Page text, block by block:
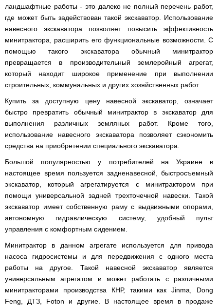
ландшафтные работы - это далеко не полный перечень работ,
где может быть задействован такой экскаватор. Использование
навесного экскаватора позволяет повысить эффективность
минитрактора, расширить его функциональные возможности. С
помощью такого экскаватора обычный минитрактор
превращается в производительный землеройный агрегат,
который находит широкое применение при выполнении
строительных, коммунальных и других хозяйственных работ.
Купить за доступную цену навесной экскаватор, означает
быстро превратить обычный минитрактор в экскаватор для
выполнения различных земляных работ. Кроме того,
использование навесного экскаватора позволяет сэкономить
средства на приобретении специального экскаватора.
Большой популярностью у потребителей на Украине в
настоящее время пользуется задненавесной, быстросъемный
экскаватор, который агрегатируется с минитрактором при
помощи универсальной задней трехточечной навески. Такой
экскаватор имеет собственную раму с выдвижными опорами,
автономную гидравлическую систему, удобный пульт
управления с комфортным сидением.
Минитрактор в данном агрегате используется для привода
насоса гидросистемы и для передвижения с одного места
работы на другое. Такой навесной экскаватор является
универсальным агрегатом и может работать с различными
минитракторами производства КНР, такими как Jinma, Dong
Feng, ДТЗ, Foton и другие. В настоящее время в продаже
Бойлеры,
ELDOM
Проточные
водонагреватели
ELDOM
Бойлеры,
водонагреватели
IV
/
IH
Бойлеры,
водонагреватели
IVC
Бойлеры,
водонагреватели
IVD
DRY
Бойлеры,
водонагреватели Novatec
Бойлеры
EWT
FLACH
Плоский
водонагреватель
дымоходные
Газовые
котлы
IMMERGAS
Газовые
котлы
парапетные
Оборудование
дополнительное
техники
AL-
Газонокосилки
HYUNDAI
Vitals
Генераторы
Forte
Генераторы
GERRARD
Генераторы
(Верк)
Weima
Генераторы
Sadko
(Садко)
Генераторы
AL-
Генераторы
KONNER
генераторы
KONNER
SOHNEN
электростартера
с
электростартером
Двигатели
KЕНТАВР
IRON
Двигатели
VITALS
Двигатели
WEIMA
Двигатели
BULAT
Двигатели
ZUBR
Двигатели
TATA
GRUNWELT
Двигатели
ДТЗ
с
центробежным
Дровоколы
Скиф
мотоблоков
168F-
Запчасти
для
мотоблоков
175N
-
180N
для
мотоблоков
Запчасти
для
190N
Запчасти
для
мотоблоков
195N
Коробки
КПП,
на
мотоблоки
диски,
камеры
мотоблоки
Пуско-
зарядные
устройства
Электрические
измельчители
Бензиновые
измельчители
веток
Измельчители
веток,
веткоизмельчители
Iron
Измельчители
веткоизмельчители
Vitals
Измельчители
веток,
веткоизмельчители
AL-
KO
Измельчители
веток,
веткоизмельчители
Konner&Sohnen
веток
Hyundai
Измельчители
веток,
веткоизмельчители
Канадские
Булерьян
Канадские
Булерьян
Канадские
печи
VESUVI
печи
CANADA
Канадские
Булерьян
VESUVI
варочной
Канадские
печи
CANADA
с
варочной
поверхностью
Катки
садовые
и
аэраторы
Катки
для
AL-
KO
закрытые
открытые
Компрессоры с
прямым
Компрессоры с
приводом
Кондиционеры
OSAKA
Кормоизмельчители
Powercraft
Кормоизмельчители
ДТЗ
Электрокосы
Кусторезы
Аккумуляторные
триммеры
косы
Аккумуляторный
инструмент
AL-
EASY
FLEX
Масло
KO
Iron
Дизельные
мотоблоки
Бензиновые
мотоблоки
с
водяным
Мотобуры
Angel
Vitals
Мотобуры
Мотокультиваторы Кентавр
Мотокультиваторы IRON
Мотокультиваторы PUBERT
Бензиновые мотопомпы
Дизельные мотопомпы
Мотороллеры